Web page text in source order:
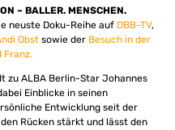
– BALLER. MENSCHEN.
neuste Doku-Reihe auf DBB-TV,
Obst sowie der Besuch in der
Franz.
zu ALBA Berlin-Star Johannes
Einblicke in seinen
Entwicklung seit der
Rücken stärkt und lässt den